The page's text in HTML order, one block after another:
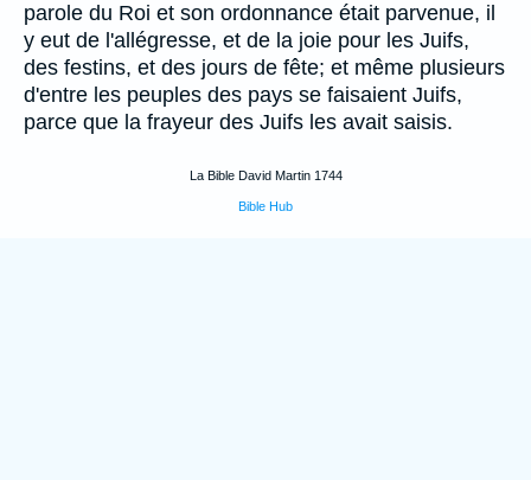
parole du Roi et son ordonnance était parvenue, il
y eut de l'allégresse, et de la joie pour les Juifs,
des festins, et des jours de fête; et même plusieurs
d'entre les peuples des pays se faisaient Juifs,
parce que la frayeur des Juifs les avait saisis.
La Bible David Martin 1744
Bible Hub